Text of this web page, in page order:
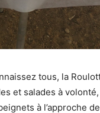
tous, la
et salades à
à l’approche